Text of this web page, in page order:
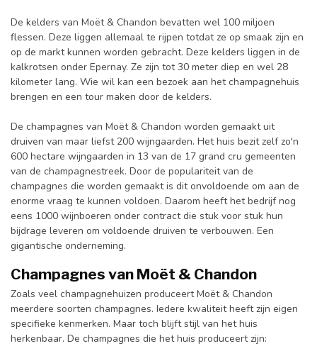
De kelders van Moët & Chandon bevatten wel 100 miljoen
flessen. Deze liggen allemaal te rijpen totdat ze op smaak zijn en
op de markt kunnen worden gebracht. Deze kelders liggen in de
kalkrotsen onder Epernay. Ze zijn tot 30 meter diep en wel 28
kilometer lang. Wie wil kan een bezoek aan het champagnehuis
brengen en een tour maken door de kelders.
De champagnes van Moët & Chandon worden gemaakt uit
druiven van maar liefst 200 wijngaarden. Het huis bezit zelf zo'n
600 hectare wijngaarden in 13 van de 17 grand cru gemeenten
van de champagnestreek. Door de populariteit van de
champagnes die worden gemaakt is dit onvoldoende om aan de
enorme vraag te kunnen voldoen. Daarom heeft het bedrijf nog
eens 1000 wijnboeren onder contract die stuk voor stuk hun
bijdrage leveren om voldoende druiven te verbouwen. Een
gigantische onderneming.
Champagnes van Moët & Chandon
Zoals veel champagnehuizen produceert Moët & Chandon
meerdere soorten champagnes. Iedere kwaliteit heeft zijn eigen
specifieke kenmerken. Maar toch blijft stijl van het huis
herkenbaar. De champagnes die het huis produceert zijn: